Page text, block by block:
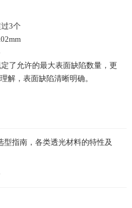
3个
了允许的最大表面缺陷数量，更
解，表面缺陷清晰明确。
型指南，各类透光材料的特性及